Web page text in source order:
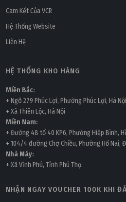
Cam Kết Của VCR
Hệ Thống Website
Liên Hệ
HỆ THỐNG KHO HÀNG
Miền Bắc:
+ Ngõ 279 Phúc Lợi, Phường Phúc Lợi, Hà Nội
+ Xã Thiên Lộc, Hà Nội
Miền Nam:
+ Đường 48 tổ 40 KP6, Phường Hiệp Bình,
+ 104/4 đường Chợ Chiều, Phường Hố Nai,
Nhà Máy:
+ Xã Vĩnh Phú, Tỉnh Phú Thọ.
NHẬN NGAY VOUCHER 100K KHI